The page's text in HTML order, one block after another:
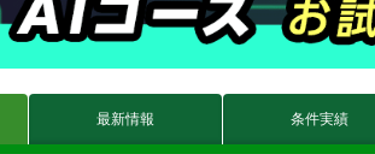
最新情報 条件実績